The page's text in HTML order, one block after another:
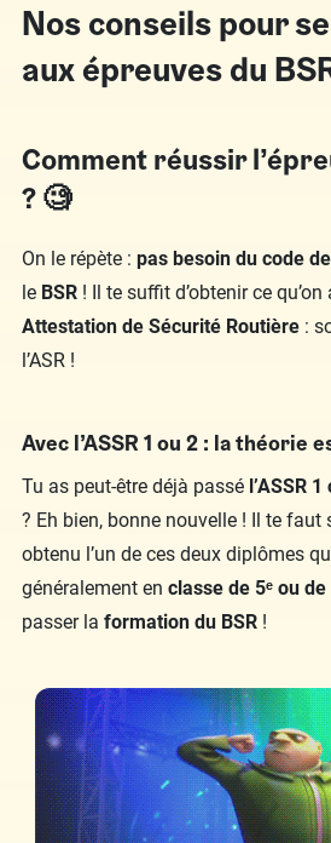
Nos conseils pour
aux épreuves du
Comment réussir
? 🧐
On le répète : pas besoin du code
le BSR ! Il te suffit d’obtenir ce
Attestation de Sécurité Routière :
l’ASR !
Avec l’ASSR 1 ou 2 : la théorie
Tu as peut-être déjà passé l’ASSR 1
? Eh bien, bonne nouvelle ! Il te
obtenu l’un de ces deux diplômes
généralement en classe de 5ᵉ ou de
passer la formation du BSR !